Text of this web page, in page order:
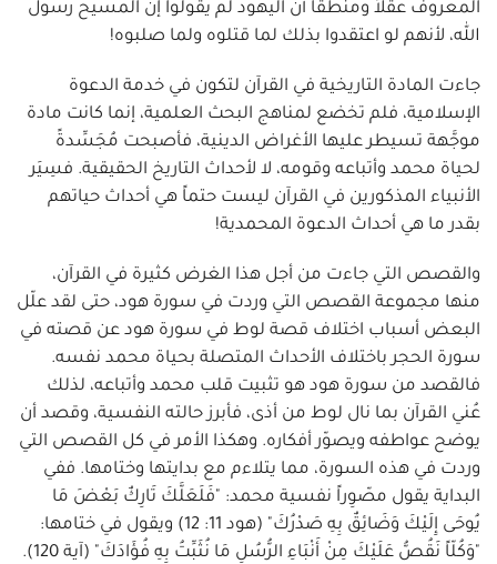
المعروف عقلاً ومنطقاً أن اليهود لم يقولوا إن المسيح رسول
الله، لأنهم لو اعتقدوا بذلك لما قتلوه ولما صلبوه!
جاءت المادة التاريخية في القرآن لتكون في خدمة الدعوة
الإسلامية، فلم تخضع لمناهج البحث العلمية، إنما كانت مادة
موجَّهة تسيطر عليها الأغراض الدينية، فأصبحت مُجَسِّدةً
لحياة محمد وأتباعه وقومه، لا لأحداث التاريخ الحقيقية. فسِيَر
الأنبياء المذكورين في القرآن ليست حتماً هي أحداث حياتهم
بقدر ما هي أحداث الدعوة المحمدية!
والقصص التي جاءت من أجل هذا الغرض كثيرة في القرآن،
منها مجموعة القصص التي وردت في سورة هود، حتى لقد علّل
البعض أسباب اختلاف قصة لوط في سورة هود عن قصته في
سورة الحجر باختلاف الأحداث المتصلة بحياة محمد نفسه.
فالقصد من سورة هود هو تثبيت قلب محمد وأتباعه، لذلك
عُني القرآن بما نال لوط من أذى، فأبرز حالته النفسية، وقصد أن
يوضح عواطفه ويصوّر أفكاره. وهكذا الأمر في كل القصص التي
وردت في هذه السورة، مما يتلاءم مع بدايتها وختامها. ففي
البداية يقول مصّوِراً نفسية محمد: "فَلَعَلَّكَ تَارِكٌ بَعْضَ مَا
يُوحَى إِلَيْكَ وَضَائِقٌ بِهِ صَدْرُكَ" (هود 11: 12) ويقول في ختامها:
"وَكُلّاً نَقُصُّ عَلَيْكَ مِنْ أَنْبَاءِ الرُّسُلِ مَا نُثَبِّتُ بِهِ فُؤَادَكَ" (آية 120).